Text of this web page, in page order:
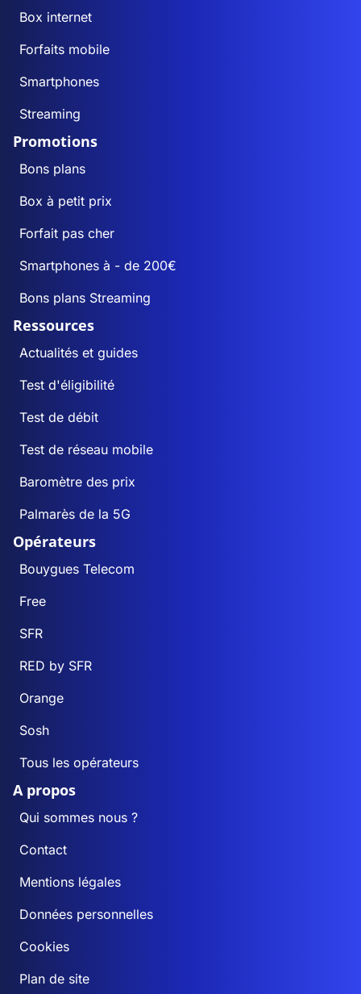
Box internet
Forfaits mobile
Smartphones
Streaming
Promotions
Bons plans
Box à petit prix
Forfait pas cher
Smartphones à - de 200€
Bons plans Streaming
Ressources
Actualités et guides
Test d'éligibilité
Test de débit
Test de réseau mobile
Baromètre des prix
Palmarès de la 5G
Opérateurs
Bouygues Telecom
Free
SFR
RED by SFR
Orange
Sosh
Tous les opérateurs
A propos
Qui sommes nous ?
Contact
Mentions légales
Données personnelles
Cookies
Plan de site